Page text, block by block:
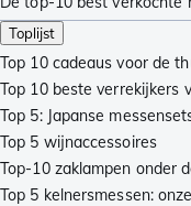
Toplijst
Top 10 cadeaus voor de
Top 10 beste verrekijkers
Top 5: Japanse
Top 5 wijnaccessoires
Top-10 zaklampen onder
Top 5 kelnersmessen: